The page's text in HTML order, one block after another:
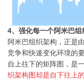
4、强化每一个阿米巴组
阿米巴组织架构，正是
竞争和快速变化环境的
自上往下的矩阵图，是
织架构图却是自下往上